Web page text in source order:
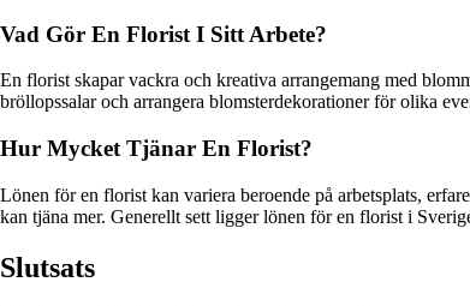
Vad Gör En Florist I Sitt Arbete?
En florist skapar vackra och kreativa arrangemang med
bröllopssalar och arrangera blomsterdekorationer för olika
Hur Mycket Tjänar En Florist?
Lönen för en florist kan variera beroende på arbetsplats,
kan tjäna mer. Generellt sett ligger lönen för en florist i
Slutsats